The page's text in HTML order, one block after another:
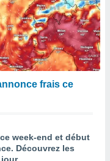
frais ce
week-end et début
Découvrez les